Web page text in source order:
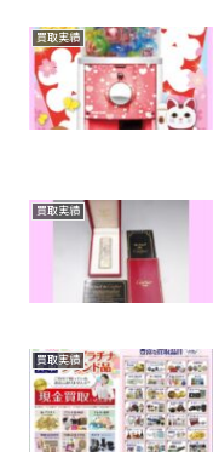
買取実績
買取実績
買取実績